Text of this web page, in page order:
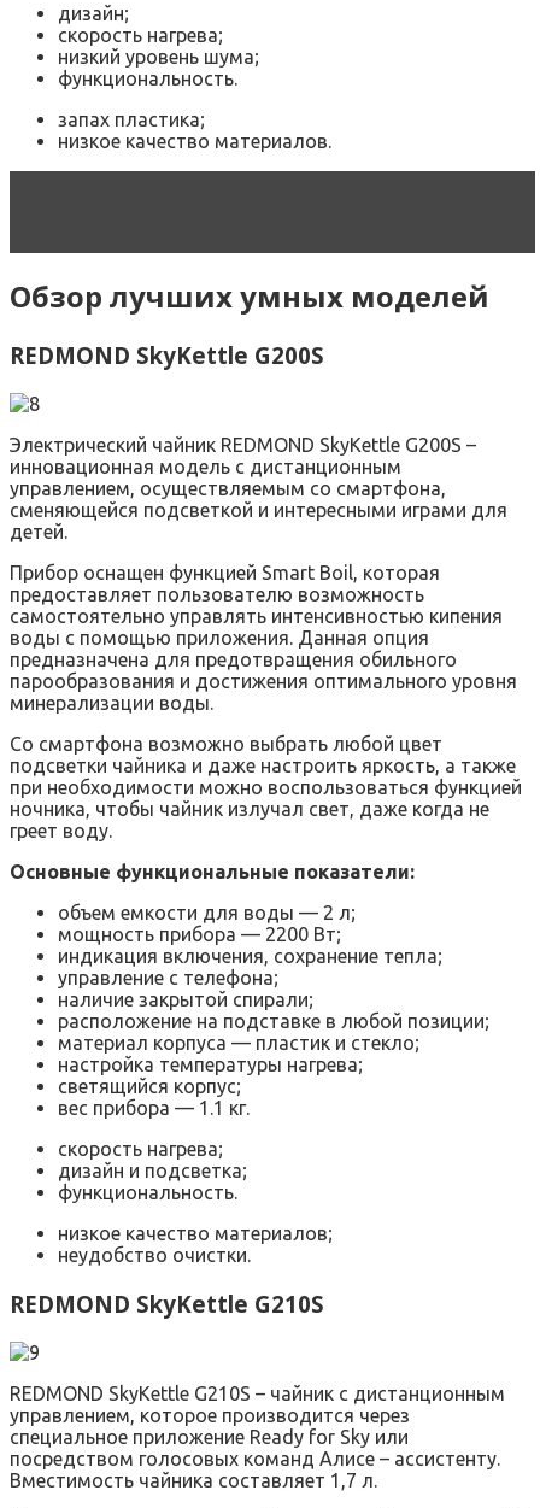
дизайн;
скорость нагрева;
низкий уровень шума;
функциональность.
запах пластика;
низкое качество материалов.
Обзор лучших умных моделей
REDMOND SkyKettle G200S
Электрический чайник REDMOND SkyKettle G200S –
инновационная модель с дистанционным
управлением, осуществляемым со смартфона,
сменяющейся подсветкой и интересными играми для
детей.
Прибор оснащен функцией Smart Boil, которая
предоставляет пользователю возможность
самостоятельно управлять интенсивностью кипения
воды с помощью приложения. Данная опция
предназначена для предотвращения обильного
парообразования и достижения оптимального уровня
минерализации воды.
Со смартфона возможно выбрать любой цвет
подсветки чайника и даже настроить яркость, а также
при необходимости можно воспользоваться функцией
ночника, чтобы чайник излучал свет, даже когда не
греет воду.
Основные функциональные показатели:
объем емкости для воды — 2 л;
мощность прибора — 2200 Вт;
индикация включения, сохранение тепла;
управление с телефона;
наличие закрытой спирали;
расположение на подставке в любой позиции;
материал корпуса — пластик и стекло;
настройка температуры нагрева;
светящийся корпус;
вес прибора — 1.1 кг.
скорость нагрева;
дизайн и подсветка;
функциональность.
низкое качество материалов;
неудобство очистки.
REDMOND SkyKettle G210S
REDMOND SkyKettle G210S – чайник с дистанционным
управлением, которое производится через
специальное приложение Ready for Sky или
посредством голосовых команд Алисе – ассистенту.
Вместимость чайника составляет 1,7 л.